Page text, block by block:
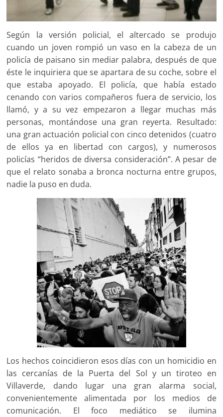
Según la versión policial, el altercado se produjo
cuando un joven rompió un vaso en la cabeza de un
policía de paisano sin mediar palabra, después de que
éste le inquiriera que se apartara de su coche, sobre el
que estaba apoyado. El policía, que había estado
cenando con varios compañeros fuera de servicio, los
llamó, y a su vez empezaron a llegar muchas más
personas, montándose una gran reyerta. Resultado:
una gran actuación policial con cinco detenidos (cuatro
de ellos ya en libertad con cargos), y numerosos
policías “heridos de diversa consideración”. A pesar de
que el relato sonaba a bronca nocturna entre grupos,
nadie la puso en duda.
Los hechos coincidieron esos días con un homicidio en
las cercanías de la Puerta del Sol y un tiroteo en
Villaverde, dando lugar una gran alarma social,
convenientemente alimentada por los medios de
comunicación. El foco mediático se ilumina